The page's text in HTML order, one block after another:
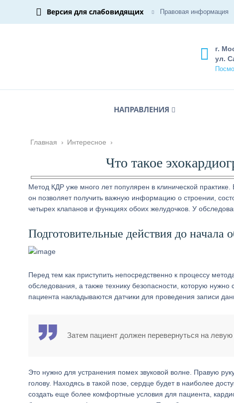
Версия для слабовидящих Правовая информация
г.
ул.
НАПРАВЛЕНИЯ
Главная › Интересное ›
Что такое
Метод КДР уже много лет популярен в клинической практике.
он позволяет получить важную информацию о строении,
четырех клапанов и функциях обоих желудочков. У
Подготовительные действия до начала
Перед тем как приступить непосредственно к процессу
обследования, а также технику безопасности, которую
пациента накладываются датчики для проведения записи
Затем пациент должен перевернуться на
Это нужно для устранения помех звуковой волне. Правую
голову. Находясь в такой позе, сердце будет в наиболее
создать еще более комфортные условия для пациента,